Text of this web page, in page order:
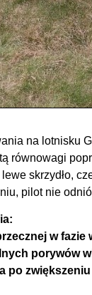
na lotnisku
równowagi
skrzydło,
pilot nie
w fazie
porywów
po